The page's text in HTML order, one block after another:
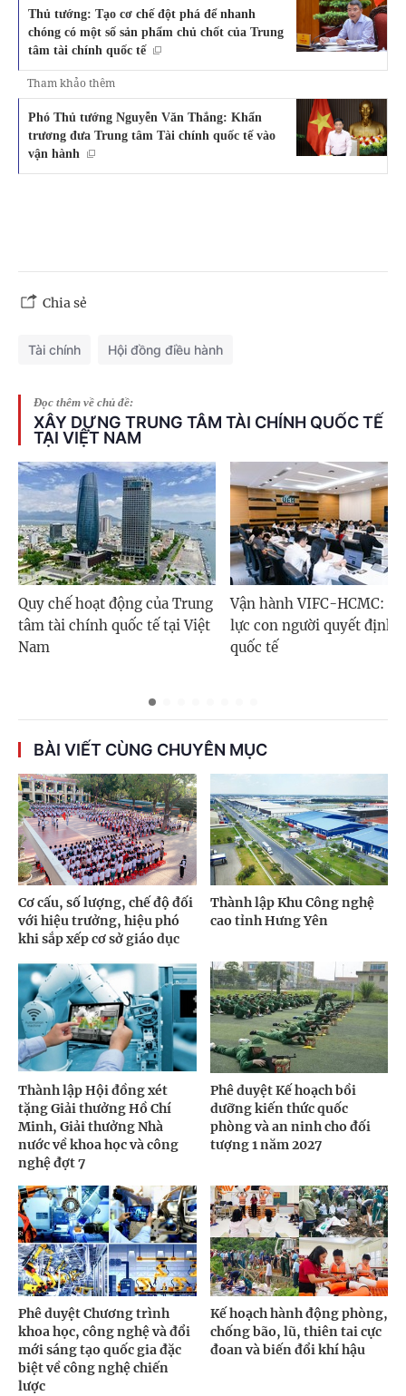
Thủ tướng: Tạo cơ chế đột phá để nhanh
chóng có một số sản phẩm chủ chốt của Trung
tâm tài chính quốc tế
Tham khảo thêm
Phó Thủ tướng Nguyễn Văn Thắng: Khẩn
trương đưa Trung tâm Tài chính quốc tế vào
vận hành
Chia sẻ
Tài chính Hội đồng điều hành
Đọc thêm về chủ đề:
XÂY DỰNG TRUNG TÂM TÀI CHÍNH QUỐC TẾ
TẠI VIỆT NAM
Quy chế hoạt động của Trung
tâm tài chính quốc tế tại Việt
Nam
Vận hành VIFC-HCMC:
lực con người quyết định
quốc tế
BÀI VIẾT CÙNG CHUYÊN MỤC
Cơ cấu, số lượng, chế độ đối
với hiệu trưởng, hiệu phó
khi sắp xếp cơ sở giáo dục
Thành lập Khu Công nghệ
cao tỉnh Hưng Yên
Thành lập Hội đồng xét
tặng Giải thưởng Hồ Chí
Minh, Giải thưởng Nhà
nước về khoa học và công
nghệ đợt 7
Phê duyệt Kế hoạch bồi
dưỡng kiến thức quốc
phòng và an ninh cho đối
tượng 1 năm 2027
Phê duyệt Chương trình
khoa học, công nghệ và đổi
mới sáng tạo quốc gia đặc
biệt về công nghệ chiến
lược
Kế hoạch hành động phòng,
chống bão, lũ, thiên tai cực
đoan và biến đổi khí hậu